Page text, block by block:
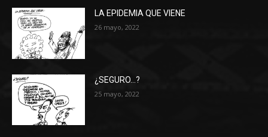
LA EPIDEMIA QUE VIENE
26 mayo, 2022
¿SEGURO…?
25 mayo, 2022